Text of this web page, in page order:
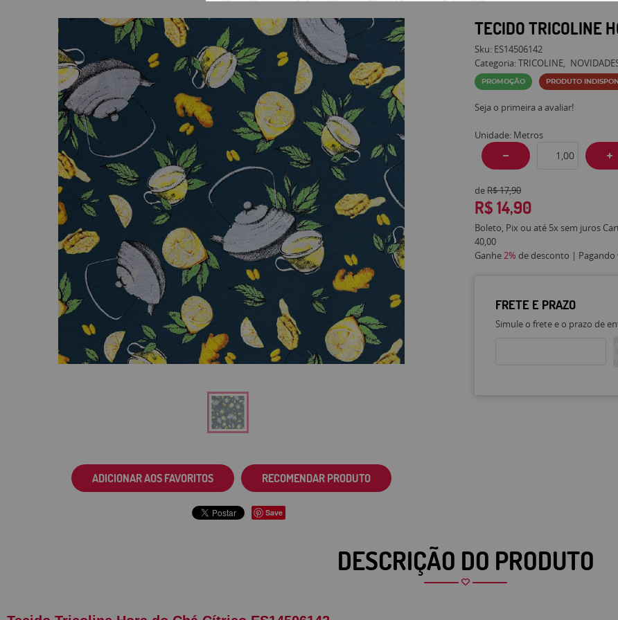
ADICIONAR AOS FAVORITOS RECOMENDAR PRODUTO
Save
TECIDO TRICOLINE
Sku: ES14506142
Categoria:TRICOLINE
PROMOÇÃO PRODUTO
Seja o primeira a avaliar!
Unidade: Metros
deR$ 17,90
R$ 14,90
Boleto, Pix ou até 5x sem juros
40,00
Ganhe2% de desconto | Pagando
FRETE E PRAZO
Simule o frete e o prazo de
DESCRIÇÃO DO PRODUTO